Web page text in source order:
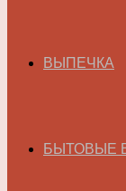
ВЫПЕЧКА
БЫТОВЫЕ